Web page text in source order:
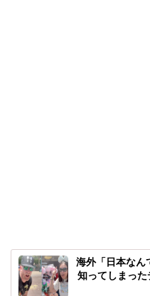
海外「日本な
知ってしまった